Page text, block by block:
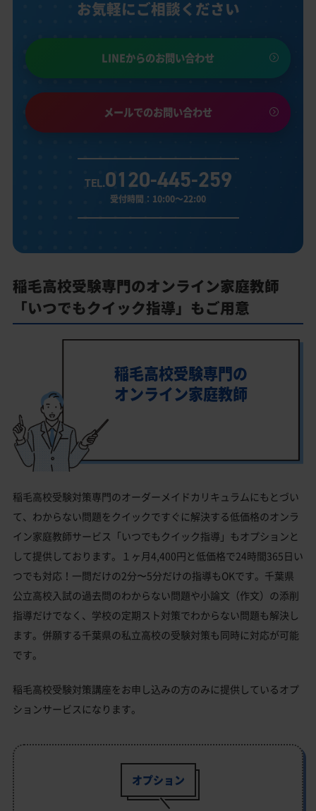
お気軽にご相談ください
LINEからのお問い合わせ
メールでのお問い合わせ
TEL.0120-445-259
受付時間：10:00～22:00
稲毛高校受験専門のオンライン家庭教師
「いつでもクイック指導」もご用意
稲毛高校受験専門の
オンライン家庭教師
稲毛高校受験対策専門のオーダーメイドカリキュラムにもとづい
て、わからない問題をクイックですぐに解決する低価格のオンラ
イン家庭教師サービス「いつでもクイック指導」もオプションと
して提供しております。１ヶ月4,400円と低価格で24時間365日い
つでも対応！一問だけの2分〜5分だけの指導もOKです。千葉県
公立高校入試の過去問のわからない問題や小論文（作文）の添削
指導だけでなく、学校の定期スト対策でわからない問題も解決し
ます。併願する千葉県の私立高校の受験対策も同時に対応が可能
です。
稲毛高校受験対策講座をお申し込みの方のみに提供しているオプ
ションサービスになります。
オプション